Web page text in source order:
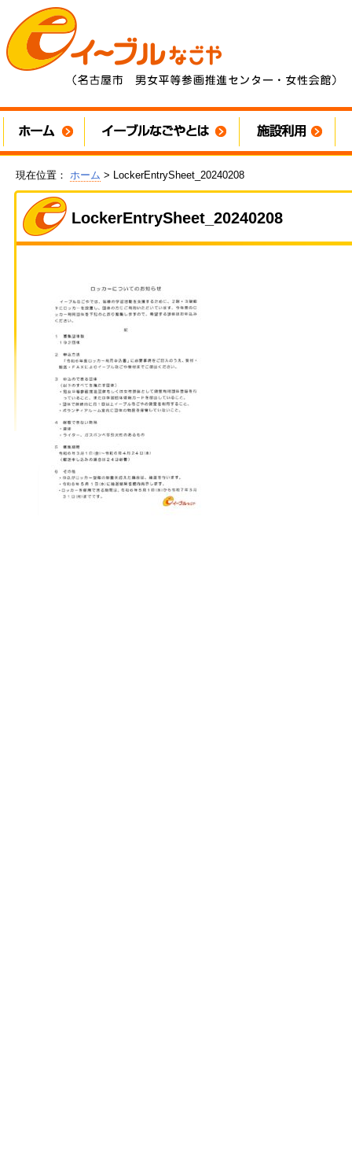
現在位置： ホーム > LockerEntrySheet_20240208
LockerEntrySheet_20240208